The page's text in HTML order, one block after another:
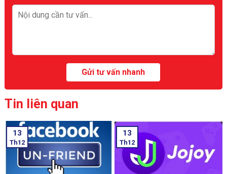
Tin liên quan
13
Th12
13
Th12